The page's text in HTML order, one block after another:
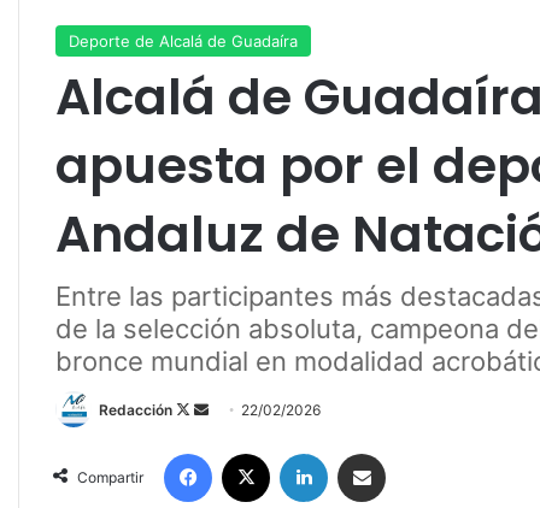
Deporte de Alcalá de Guadaíra
Alcalá de
apuesta por el
Andaluz de
Entre las participantes más
de la selección absoluta, campeona
bronce mundial en modalidad
Redacción
F
l
l
n
22/02/2026
Compartir